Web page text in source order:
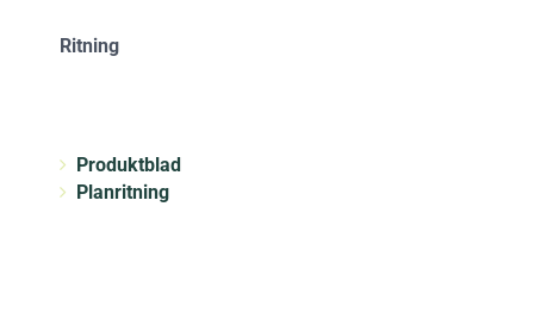
Ritning
Produktblad
Planritning